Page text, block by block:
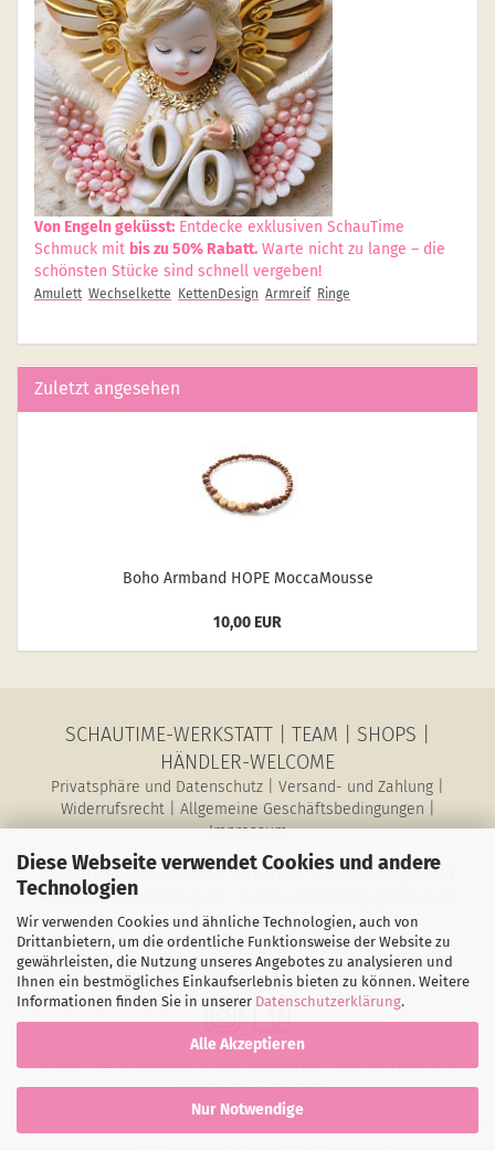
Diese Webseite verwendet Cookies und andere
Technologien
Wir verwenden Cookies und ähnliche Technologien, auch von
Drittanbietern, um die ordentliche Funktionsweise der Website zu
gewährleisten, die Nutzung unseres Angebotes zu analysieren und
Ihnen ein bestmögliches Einkaufserlebnis bieten zu können. Weitere
Informationen finden Sie in unserer Datenschutzerklärung.
Alle Akzeptieren
Nur Notwendige
Von Engeln geküsst: Entdecke exklusiven SchauTime
Schmuck mit bis zu 50% Rabatt. Warte nicht zu lange – die
schönsten Stücke sind schnell vergeben!
Amulett Wechselkette KettenDesign Armreif Ringe
Zuletzt angesehen
Boho Arm­band HOPE Moc­ca­Mousse
10,00 EUR
SCHAUTIME-WERKSTATT TEAM SHOPS
HÄNDLER-WELCOME
Privatsphäre und Datenschutz Versand- und Zahlung
Widerrufsrecht| Allgemeine Geschäftsbedingungen
Impressum
SchauTime Conni Jeschke, Barbarastr. 27, 40764 Langenfeld
Montag bis Donnerstag 10 - 15 Uhr und Freitags gerne nach
Vereinbarung
E-Mail: magazin@schau-time.de • Telefon: 02173-3946730 •
Mobil: 01578-6387198 • Fax: 02173-1068796
SchauTime Showroom in den Netzwerken. Was ist Trend und
was sind die Highlights?
Cookie-Einstellungen